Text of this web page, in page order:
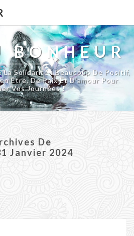
BONHEUR
La Solidarité : Beaucoup De Positif,
Être, De Paix Et D'amour Pour
Vos Journées !
De
Janvier 2024